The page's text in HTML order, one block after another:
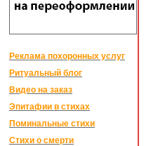
Реклама похоронных услуг
Ритуальный блог
Видео на заказ
Эпитафии в стихах
Поминальные стихи
Стихи о смерти